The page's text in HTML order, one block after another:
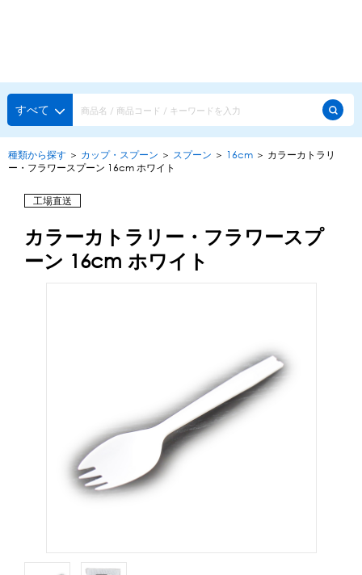
種類から探す
かき氷専用シロップ
スタンダードシロップ
蜜・シロップ
和風甘味シロップ
いろいろ使える汎用シロップ
練乳・コンデンスミルク あずき・餡
アイスクリーム
白玉もち・わらび餅
ソース・クリーム・フィリング等
かき氷機
探す
用途で選ぶ
メーカー・ブランドで選ぶ
当サイトについて
すべて
種類から探す ＞ カップ・スプーン ＞ スプーン ＞ 16cm ＞ カラーカトラリ
ー・フラワースプーン 16cm ホワイト
工場直送
カラーカトラリー・フラワースプ
ーン 16cm ホワイト